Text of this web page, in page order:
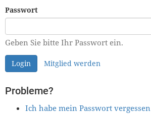
Passwort
Geben Sie bitte Ihr Passwort ein.
Login Mitglied werden
Probleme?
Ich habe mein Passwort vergessen